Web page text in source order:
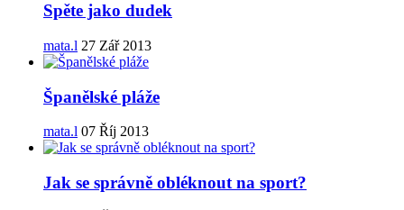
Spěte jako dudek
mata.l 27 Zář 2013
Španělské pláže
mata.l 07 Říj 2013
Jak se správně obléknout na sport?